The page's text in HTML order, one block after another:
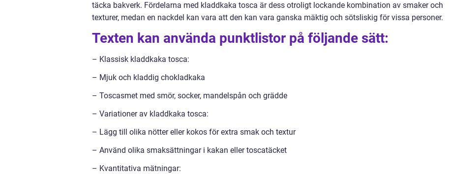
täcka bakverk. Fördelarna med kladdkaka tosca är dess otroligt lockande kombination av smaker och
texturer, medan en nackdel kan vara att den kan vara ganska mäktig och sötsliskig för vissa personer.
Texten kan använda punktlistor på följande sätt:
– Klassisk kladdkaka tosca:
– Mjuk och kladdig chokladkaka
– Toscasmet med smör, socker, mandelspån och grädde
– Variationer av kladdkaka tosca:
– Lägg till olika nötter eller kokos för extra smak och textur
– Använd olika smaksättningar i kakan eller toscatäcket
– Kvantitativa mätningar: